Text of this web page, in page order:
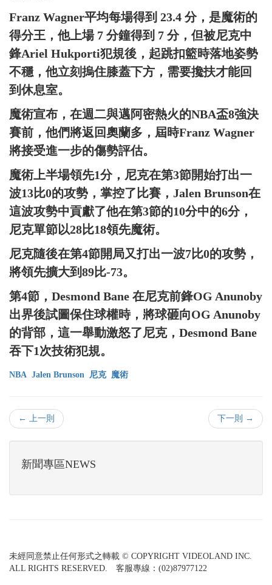
Franz Wagner平均每場得到 23.4 分，是魔術的
得分王，他上場 7 分鐘得到 7 分，但被尼克中
鋒Ariel Hukporti犯規後，起跳扣籃時落地姿勢
不穩，他立刻摀住膝蓋下方，需要攙扶才能回
到休息室。
魔術宣布，在週二與邁阿密熱火的NBA盃8強決
賽前，他們將返回奧蘭多，屆時Franz Wagner
將接受進一步的傷勢評估。
魔術上半場領先1分，尼克在第3節開始打出一
波13比0的攻勢，掌控了比賽，Jalen Brunson在
這波攻勢中貢獻了他在第3節的10分中的6分，
尼克單節以28比18領先魔術。
尼克隨後在第4節開局又打出一波7比0的攻勢，
將領先擴大到89比-73。
第4節，Desmond Bane 在尼克前鋒OG Anunoby
出界後試圖保住球權時，將球砸向OG Anunoby
的背部，這一舉動激怒了尼克，Desmond Bane
吞下1次技術犯規。
NBA Jalen Brunson 尼克 魔術
← 上一則 下一則 →
新聞專區NEWS
未經同意禁止任何形式之轉載 © COPYRIGHT VIDEOLAND INC.
ALL RIGHTS RESERVED. 客服專線：(02)87977122